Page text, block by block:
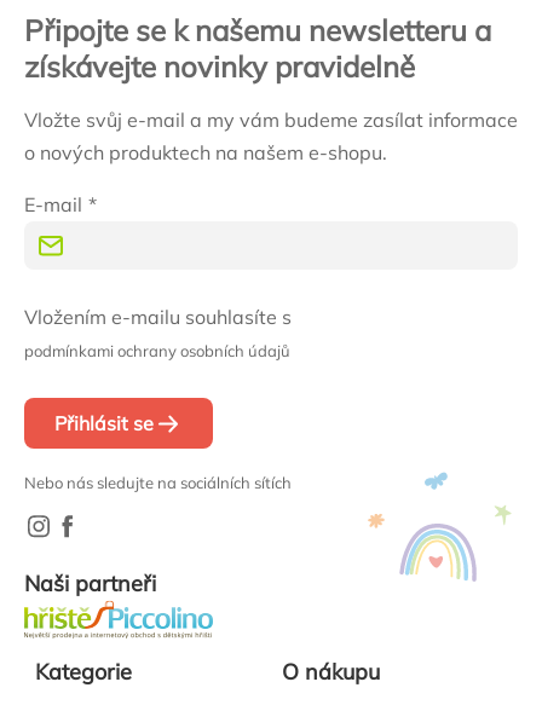
Připojte se k našemu newsletteru a
získávejte novinky pravidelně
Vložte svůj e-mail a my vám budeme zasílat informace
o nových produktech na našem e-shopu.
E-mail
Vložením e-mailu souhlasíte s
podmínkami ochrany osobních údajů
Přihlásit se
Nebo nás sledujte na sociálních sítích
Naši partneři
Kategorie O nákupu